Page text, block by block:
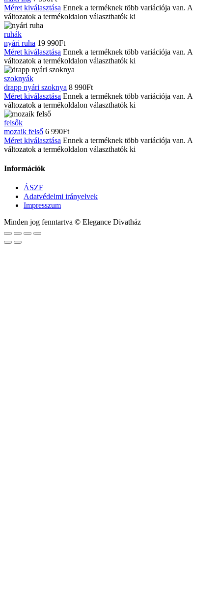
Méret kiválasztása Ennek a terméknek több variációja van. A
változatok a termékoldalon választhatók ki
ruhák
nyári ruha 19 990Ft
Méret kiválasztása Ennek a terméknek több variációja van. A
változatok a termékoldalon választhatók ki
szoknyák
drapp nyári szoknya 8 990Ft
Méret kiválasztása Ennek a terméknek több variációja van. A
változatok a termékoldalon választhatók ki
felsők
mozaik felső 6 990Ft
Méret kiválasztása Ennek a terméknek több variációja van. A
változatok a termékoldalon választhatók ki
Információk
ÁSZF
Adatvédelmi irányelvek
Impresszum
Minden jog fenntartva © Elegance Divatház